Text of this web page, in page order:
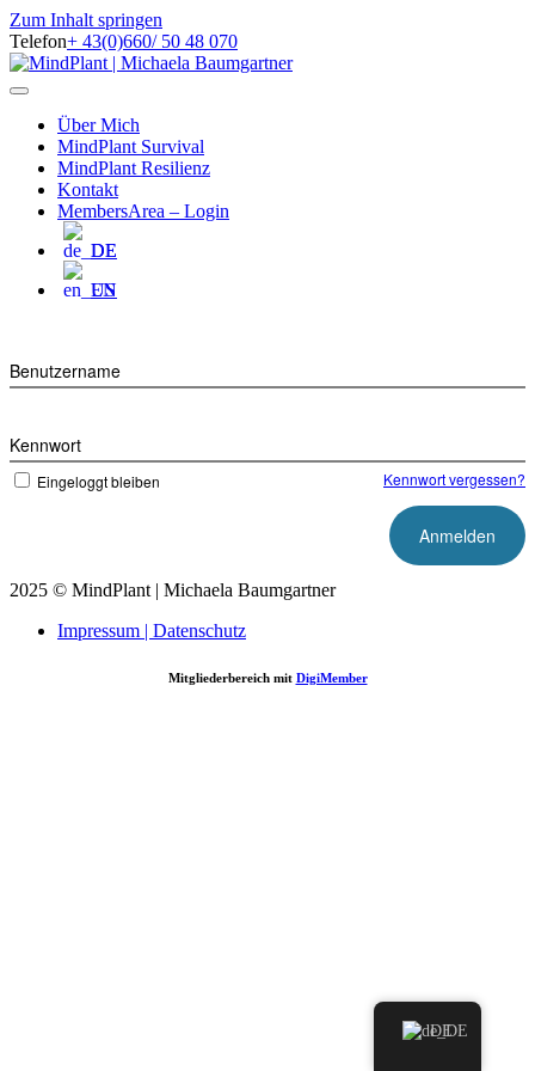
Zum Inhalt springen
Telefon+ 43(0)660/ 50 48 070
Facebook
Instagram
Navigation
Über Mich
MindPlant Survival
MindPlant Resilienz
Kontakt
MembersArea – Login
DE
EN
Benutzername
Kennwort
Eingeloggt bleiben Kennwort vergessen?
2025 © MindPlant | Michaela Baumgartner
Impressum | Datenschutz
Mitgliederbereich mit DigiMember
DE